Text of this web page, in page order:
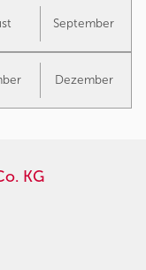
September
Dezember
KG